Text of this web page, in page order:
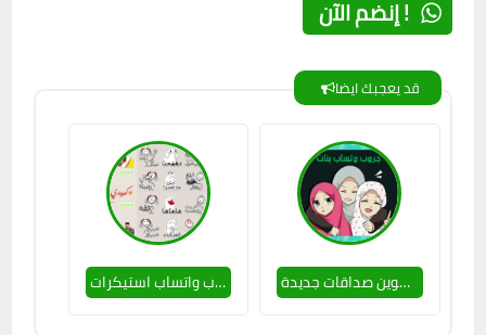
إنضم الآن !
قد يعجبك ايضا
جروب واتساب استيكرات انضم إلى أفضل جروب وتساب بنات للتعارف وتكوين صداقات جديدة